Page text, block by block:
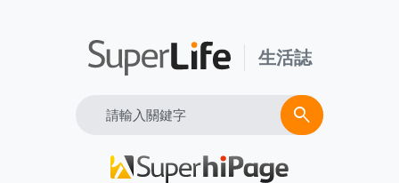
生活誌
Search search